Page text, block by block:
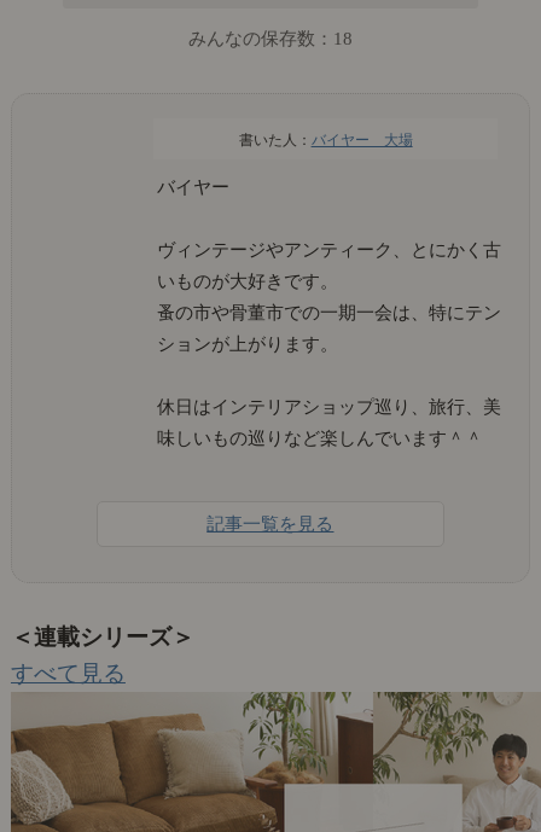
みんなの保存数： 18
バイヤー 大場
バイヤー
ヴィンテージやアンティーク、とにかく古
いものが大好きです。
蚤の市や骨董市での一期一会は、特にテン
ションが上がります。
休日はインテリアショップ巡り、旅行、美
味しいもの巡りなど楽しんでいます＾＾
記事一覧を見る
＜連載シリーズ＞
すべて見る